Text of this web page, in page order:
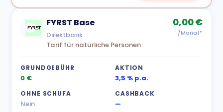
FYRST Base
Direktbank
Tarif für natürliche Personen
0,00 €
/Monat*
GRUNDGEBÜHR
0 €
AKTION
3,5 % p.a.
OHNE SCHUFA
Nein
CASHBACK
—